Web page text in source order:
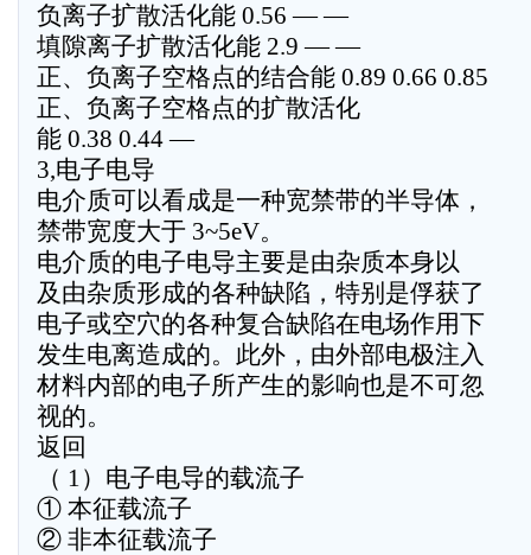
负离子扩散活化能 0.56 — —
填隙离子扩散活化能 2.9 — —
正、负离子空格点的结合能 0.89 0.66 0.85
正、负离子空格点的扩散活化
能 0.38 0.44 —
3,电子电导
电介质可以看成是一种宽禁带的半导体，
禁带宽度大于 3~5eV。
电介质的电子电导主要是由杂质本身以
及由杂质形成的各种缺陷，特别是俘获了
电子或空穴的各种复合缺陷在电场作用下
发生电离造成的。此外，由外部电极注入
材料内部的电子所产生的影响也是不可忽
视的。
返回
（ 1）电子电导的载流子
① 本征载流子
② 非本征载流子